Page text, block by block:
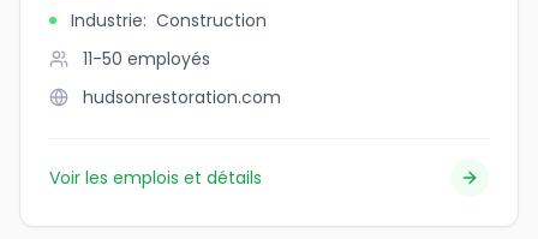
Industrie: Construction
11-50 employés
hudsonrestoration.com
Voir les emplois et détails